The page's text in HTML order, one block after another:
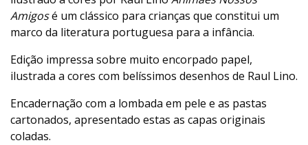
Amigosé um clássico para crianças que constitui um
marco da literatura portuguesa para a infância.
Edição impressa sobre muito encorpado papel,
ilustrada a cores com belíssimos desenhos de Raul Lino.
Encadernação com a lombada em pele e as pastas
cartonados, apresentado estas as capas originais
coladas.